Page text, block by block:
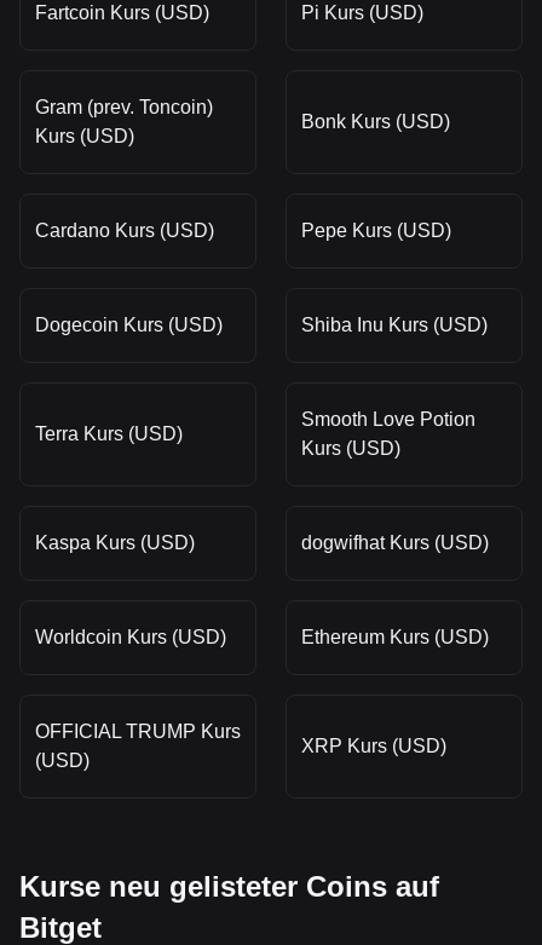
Fartcoin Kurs (USD) Pi Kurs (USD)
Gram (prev. Toncoin)
Kurs (USD)
Bonk Kurs (USD)
Cardano Kurs (USD) Pepe Kurs (USD)
Dogecoin Kurs (USD) Shiba Inu Kurs (USD)
Terra Kurs (USD)
Smooth Love Potion
Kurs (USD)
Kaspa Kurs (USD) dogwifhat Kurs (USD)
Worldcoin Kurs (USD) Ethereum Kurs (USD)
OFFICIAL TRUMP Kurs
(USD)
XRP Kurs (USD)
Kurse neu gelisteter Coins auf
Bitget